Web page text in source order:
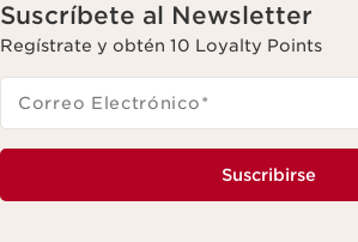
Suscríbete al Newsletter
Regístrate y obtén 10 Loyalty Points
Correo Electrónico*
Suscribirse